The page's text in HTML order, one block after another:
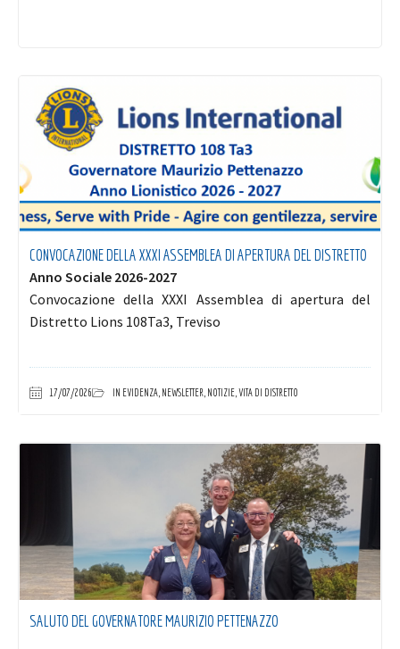
CONVOCAZIONE DELLA XXXI ASSEMBLEA DI APERTURA DEL DISTRETTO
Anno Sociale 2026-2027
Convocazione della XXXI Assemblea di apertura del
Distretto Lions 108Ta3, Treviso
17/07/2026 IN EVIDENZA, NEWSLETTER NOTIZIE, VITA DI DISTRETTO
SALUTO DEL GOVERNATORE MAURIZIO PETTENAZZO